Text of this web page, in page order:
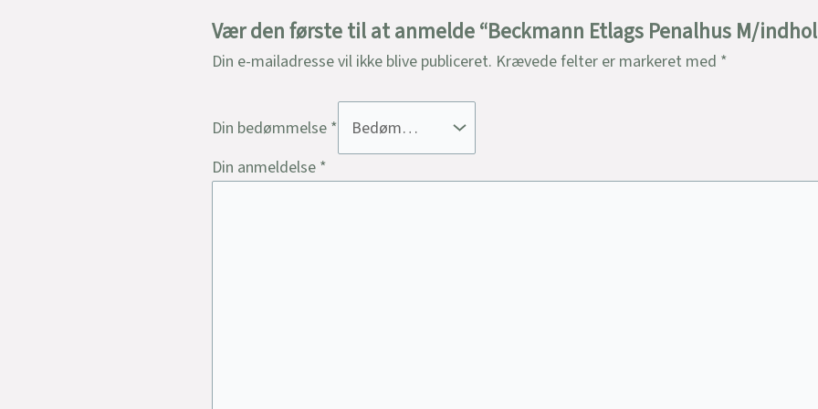
Vær den første til at anmelde “Beckmann Etlags Penalhus M/
Din e-mailadresse vil ikke blive publiceret. Krævede felter er markeret med *
Din bedømmelse *
Din anmeldelse *